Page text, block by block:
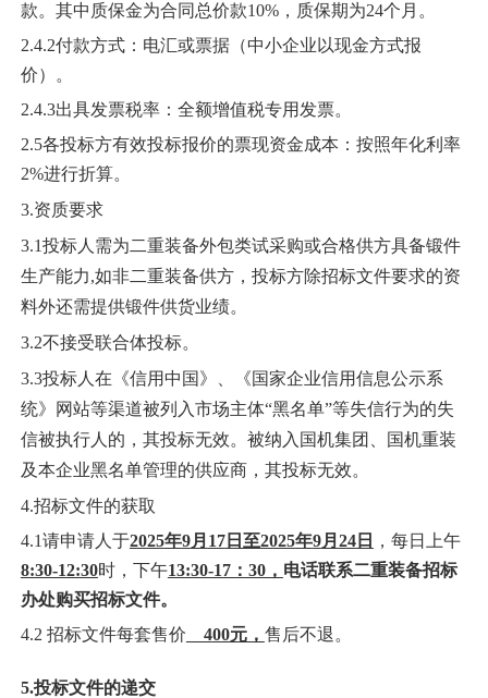
款。其中质保金为合同总价款10%，质保期为24个月。
2.4.2付款方式：电汇或票据（中小企业以现金方式报
价）
。
2.4.3出具发票税率：全额增值税专用发票。
2.5各投标方有效投标报价的票现资金成本： 按照年化利率
2%进行折算。
3.资质要求
3.1投标人需为二重装备外包类试采购或合格供方具备锻件
生产能力,如非二重装备供方，投标方除招标文件要求的资
料外还需提供锻件供货业绩。
3.2不接受联合体投标。
3.3投标人在《信用中国》、《国家企业信用信息公示系
统》网站等渠道被列入市场主体“黑名单”等失信行为的失
信被执行人的，其投标无效。被纳入国机集团、国机重装
及本企业黑名单管理的供应商，其投标无效。
4.招标文件的获取
4.1请申请人于2025年9月 17日至2025年9月 24日
，每日上午
8:30-12:30时，下午13:30-17：30， 电话联系二重装备招标
办处购买招标文件。
4.2 招标文件每套售价 400元， 售后不退。
5.投标文件的递交